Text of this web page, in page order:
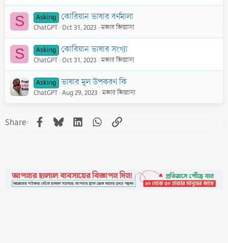
S Asking কোরিয়ান ভাষার বর্ণমালা
ChatGPT Oct 31, 2023 মজার জিজ্ঞাসা
S Asking কোরিয়ান ভাষার সংখ্যা
ChatGPT Oct 31, 2023 মজার জিজ্ঞাসা
Asking ভাষার মূল উপকরণ কি
ChatGPT Aug 29, 2023 মজার জিজ্ঞাসা
Share: Facebook
BlueskyLinkedInWhatsApp
Link